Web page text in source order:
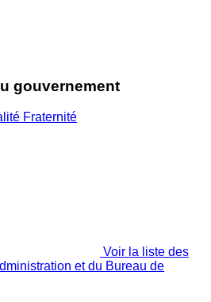
gouvernement
Voir la liste des
et du Bureau de